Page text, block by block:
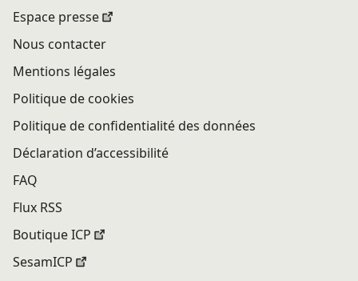
Espace presse
Nous contacter
Mentions légales
Politique de cookies
Politique de confidentialité des données
Déclaration d’accessibilité
FAQ
Flux RSS
Boutique ICP
SesamICP